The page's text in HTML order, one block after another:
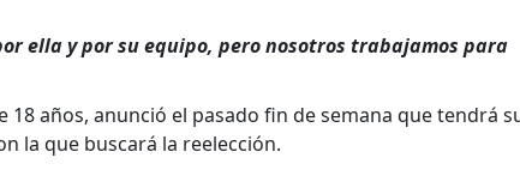
ella y por su equipo, pero nosotros trabajamos para
años, anunció el pasado fin de semana que tendrá
la que buscará la reelección.